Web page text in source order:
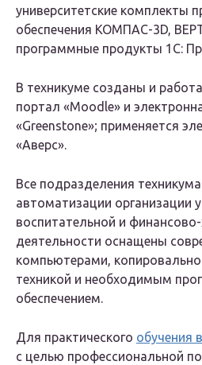
университетские комплекты
обеспечения КОМПАС-3D,
программные продукты 1С:
В техникуме созданы и
портал «Moodle» и
«Greenstone»; применяется
«Аверс».
Все подразделения
автоматизации организации
воспитательной и
деятельности оснащены
компьютерами,
техникой и необходимым
обеспечением.
Для практического обучения
с целью профессиональной